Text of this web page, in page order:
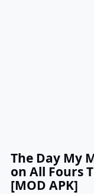
The Day My
on All Fours
[MOD APK]